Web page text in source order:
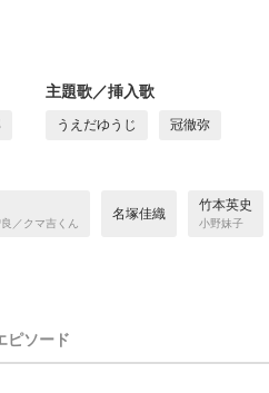
主題歌／挿入歌
うえだゆうじ 冠徹弥
／クマ吉くん
名塚佳織
竹本英史
小野妹子
ピソード